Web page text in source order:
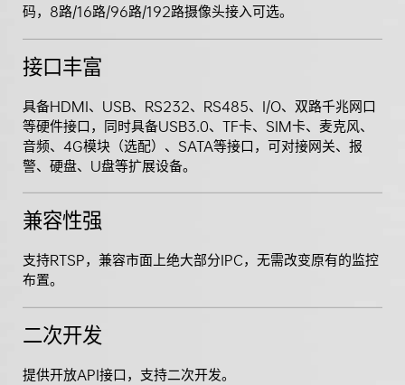
码，8路/16路/96路/192路摄像头接入可选。
接口丰富
具备HDMI、USB、RS232、RS485、I/O、双路千兆网口
等硬件接口，同时具备USB3.0、TF卡、SIM卡、麦克风、
音频、4G模块（选配）、SATA等接口，可对接网关、报
警、硬盘、U盘等扩展设备。
兼容性强
支持RTSP，兼容市面上绝大部分IPC，无需改变原有的监控
布置。
二次开发
提供开放API接口，支持二次开发。